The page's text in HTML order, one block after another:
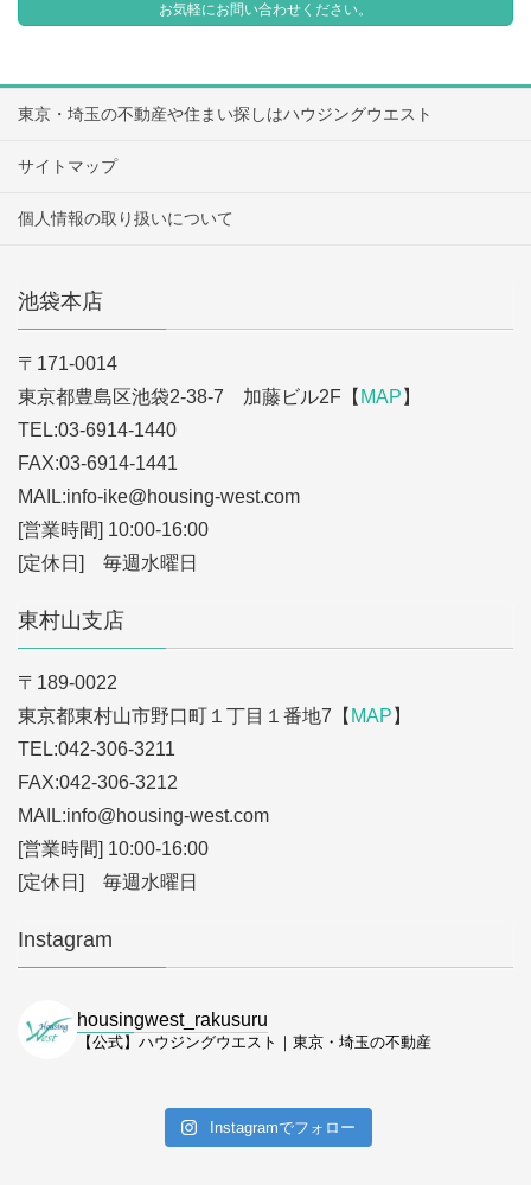
お気軽にお問い合わせください。
東京・埼玉の不動産や住まい探しはハウジングウエスト
サイトマップ
個人情報の取り扱いについて
池袋本店
〒171-0014
東京都豊島区池袋2-38-7 加藤ビル2F【 MAP 】
TEL:03-6914-1440
FAX:03-6914-1441
MAIL:info-ike@housing-west.com
[営業時間] 10:00-16:00
[定休日] 毎週水曜日
東村山支店
〒189-0022
東京都東村山市野口町１丁目１番地7【 MAP 】
TEL:042-306-3211
FAX:042-306-3212
MAIL:info@housing-west.com
[営業時間] 10:00-16:00
[定休日] 毎週水曜日
Instagram
housingwest_rakusuru
【公式】ハウジングウエスト｜東京・埼玉の不動産
Instagramでフォロー